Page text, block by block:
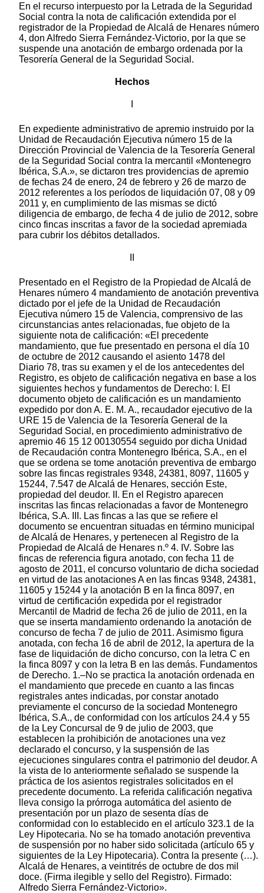
En el recurso interpuesto por la Letrada de la Seguridad
Social contra la nota de calificación extendida por el
registrador de la Propiedad de Alcalá de Henares número
4, don Alfredo Sierra Fernández-Victorio, por la que se
suspende una anotación de embargo ordenada por la
Tesorería General de la Seguridad Social.
Hechos
En expediente administrativo de apremio instruido por la
Unidad de Recaudación Ejecutiva número 15 de la
Dirección Provincial de Valencia de la Tesorería General
de la Seguridad Social contra la mercantil «Montenegro
Ibérica, S.A.», se dictaron tres providencias de apremio
de fechas 24 de enero, 24 de febrero y 26 de marzo de
2012 referentes a los períodos de liquidación 07, 08 y 09
2011 y, en cumplimiento de las mismas se dictó
diligencia de embargo, de fecha 4 de julio de 2012, sobre
cinco fincas inscritas a favor de la sociedad apremiada
para cubrir los débitos detallados.
Presentado en el Registro de la Propiedad de Alcalá de
Henares número 4 mandamiento de anotación preventiva
dictado por el jefe de la Unidad de Recaudación
Ejecutiva número 15 de Valencia, comprensivo de las
circunstancias antes relacionadas, fue objeto de la
siguiente nota de calificación: «El precedente
mandamiento, que fue presentado en persona el día 10
de octubre de 2012 causando el asiento 1478 del
Diario 78, tras su examen y el de los antecedentes del
Registro, es objeto de calificación negativa en base a los
siguientes hechos y fundamentos de Derecho: I. El
documento objeto de calificación es un mandamiento
expedido por don A. E. M. A., recaudador ejecutivo de la
URE 15 de Valencia de la Tesorería General de la
Seguridad Social, en procedimiento administrativo de
apremio 46 15 12 00130554 seguido por dicha Unidad
de Recaudación contra Montenegro Ibérica, S.A., en el
que se ordena se tome anotación preventiva de embargo
sobre las fincas registrales 9348, 24381, 8097, 11605 y
15244, 7.547 de Alcalá de Henares, sección Este,
propiedad del deudor. II. En el Registro aparecen
inscritas las fincas relacionadas a favor de Montenegro
Ibérica, S.A. III. Las fincas a las que se refiere el
documento se encuentran situadas en término municipal
de Alcalá de Henares, y pertenecen al Registro de la
Propiedad de Alcalá de Henares n.º 4. IV. Sobre las
fincas de referencia figura anotado, con fecha 11 de
agosto de 2011, el concurso voluntario de dicha sociedad
en virtud de las anotaciones A en las fincas 9348, 24381,
11605 y 15244 y la anotación B en la finca 8097, en
virtud de certificación expedida por el registrador
Mercantil de Madrid de fecha 26 de julio de 2011, en la
que se inserta mandamiento ordenando la anotación de
concurso de fecha 7 de julio de 2011. Asimismo figura
anotada, con fecha 16 de abril de 2012, la apertura de la
fase de liquidación de dicho concurso, con la letra C en
la finca 8097 y con la letra B en las demás. Fundamentos
de Derecho. 1.–No se practica la anotación ordenada en
el mandamiento que precede en cuanto a las fincas
registrales antes indicadas, por constar anotado
previamente el concurso de la sociedad Montenegro
Ibérica, S.A., de conformidad con los artículos 24.4 y 55
de la Ley Concursal de 9 de julio de 2003, que
establecen la prohibición de anotaciones una vez
declarado el concurso, y la suspensión de las
ejecuciones singulares contra el patrimonio del deudor. A
la vista de lo anteriormente señalado se suspende la
práctica de los asientos registrales solicitados en el
precedente documento. La referida calificación negativa
lleva consigo la prórroga automática del asiento de
presentación por un plazo de sesenta días de
conformidad con lo establecido en el artículo 323.1 de la
Ley Hipotecaria. No se ha tomado anotación preventiva
de suspensión por no haber sido solicitada (artículo 65 y
siguientes de la Ley Hipotecaria). Contra la presente (…).
Alcalá de Henares, a veintitrés de octubre de dos mil
doce. (Firma ilegible y sello del Registro). Firmado:
Alfredo Sierra Fernández-Victorio».